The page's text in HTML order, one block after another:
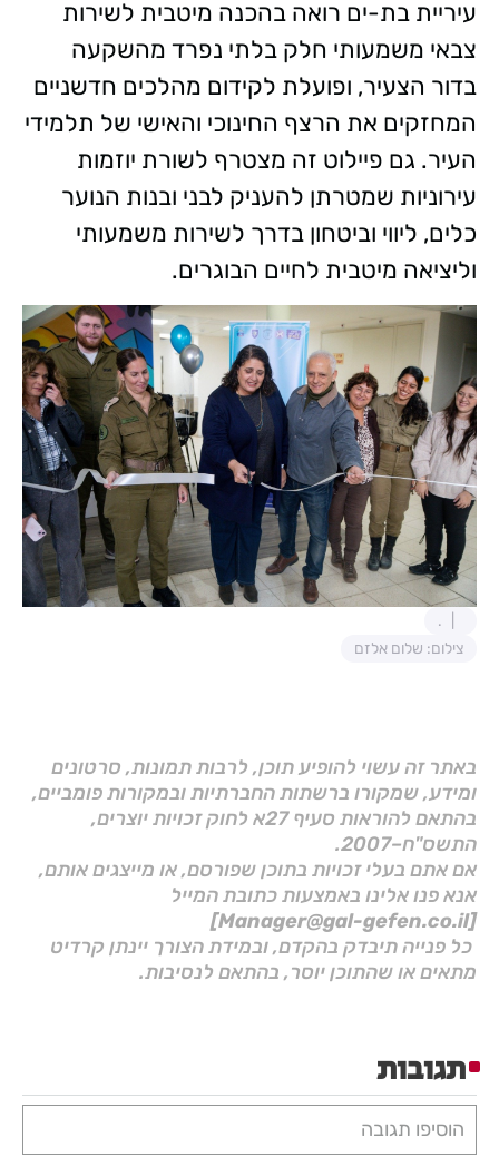
עיריית בת-ים רואה בהכנה מיטבית לשירות
צבאי משמעותי חלק בלתי נפרד מהשקעה
בדור הצעיר, ופועלת לקידום מהלכים חדשניים
המחזקים את הרצף החינוכי והאישי של תלמידי
העיר. גם פיילוט זה מצטרף לשורת יוזמות
עירוניות שמטרתן להעניק לבני ובנות הנוער
כלים, ליווי וביטחון בדרך לשירות משמעותי
וליציאה מיטבית לחיים הבוגרים.
.
צילום: שלום אלזם
באתר זה עשוי להופיע תוכן, לרבות תמונות, סרטונים
ומידע, שמקורו ברשתות החברתיות ובמקורות פומביים,
בהתאם להוראות סעיף 27א לחוק זכויות יוצרים,
התשס"ח–2007.
אם אתם בעלי זכויות בתוכן שפורסם, או מייצגים אותם,
אנא פנו אלינו באמצעות כתובת המייל
[Manager@gal-gefen.co.il]
כל פנייה תיבדק בהקדם, ובמידת הצורך יינתן קרדיט
מתאים או שהתוכן יוסר, בהתאם לנסיבות.
תגובות
הוסיפו תגובה